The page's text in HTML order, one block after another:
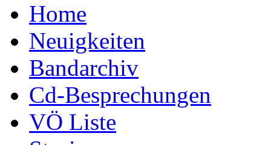
Home
Neuigkeiten
Bandarchiv
Cd-Besprechungen
VÖ Liste